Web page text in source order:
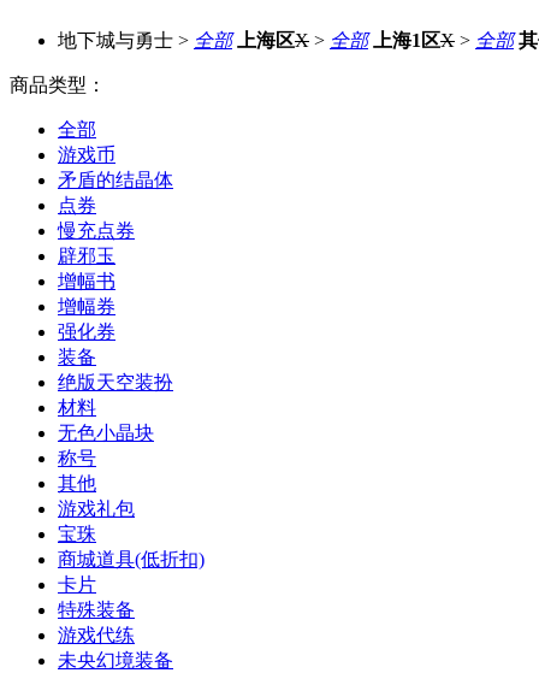
地下城与勇士 > 全部 上海区X > 全部 上海1区X > 全部
商品类型：
全部
游戏币
矛盾的结晶体
点券
慢充点券
辟邪玉
增幅书
增幅券
强化券
装备
绝版天空装扮
材料
无色小晶块
称号
其他
游戏礼包
宝珠
商城道具(低折扣)
卡片
特殊装备
游戏代练
未央幻境装备